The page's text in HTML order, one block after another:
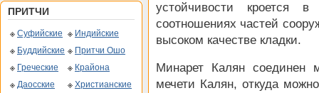
ПРИТЧИ
Суфийские
Индийские
Буддийские
Притчи Ошо
Греческие
Крайона
Даосские
Христианские
устойчивости кроется
соотношениях частей
высоком качестве кладки.
Минарет Калян соединен
мечети Калян, откуда